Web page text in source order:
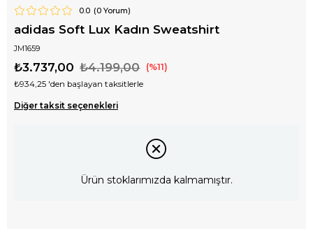
0.0 (0Yorum)
adidas Soft Lux Kadın Sweatshirt
JM1659
₺4.199,00
₺3.737,00 11
₺934,25 'den başlayan taksitlerle
Diğer taksit seçenekleri
Ürün stoklarımızda kalmamıştır.